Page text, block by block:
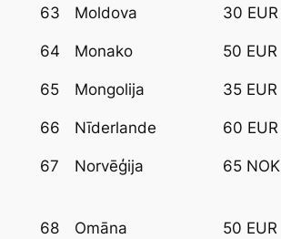
63 Moldova 30 EUR
64 Monako 50 EUR
65 Mongolija 35 EUR
66 Nīderlande 60 EUR
67 Norvēģija 65 NOK
68 Omāna 50 EUR